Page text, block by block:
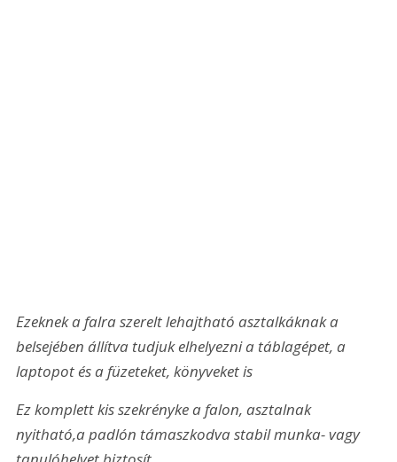
Ezeknek a falra szerelt lehajtható asztalkáknak a
belsejében állítva tudjuk elhelyezni a táblagépet, a
laptopot és a füzeteket, könyveket is
Ez komplett kis szekrényke a falon, asztalnak
nyitható,a padlón támaszkodva stabil munka- vagy